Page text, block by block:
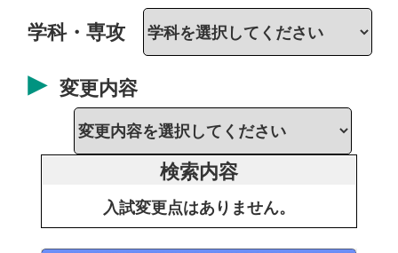
学科・専攻
変更内容
検索内容
入試変更点はありません。